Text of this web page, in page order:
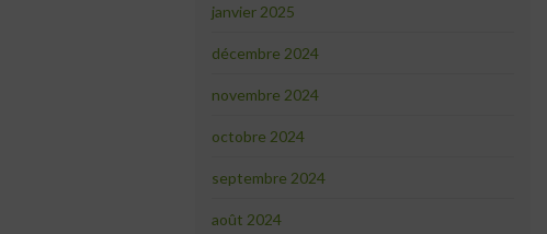
janvier 2025
décembre 2024
novembre 2024
octobre 2024
septembre 2024
août 2024